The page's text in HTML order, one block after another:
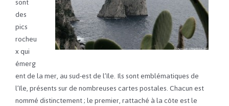
des
pics
rocheu
x qui
émerg
ent de la mer, au sud-est de l’île. Ils sont emblématiques de
l’île, présents sur de nombreuses cartes postales. Chacun est
nommé distinctement ; le premier, rattaché à la côte est le